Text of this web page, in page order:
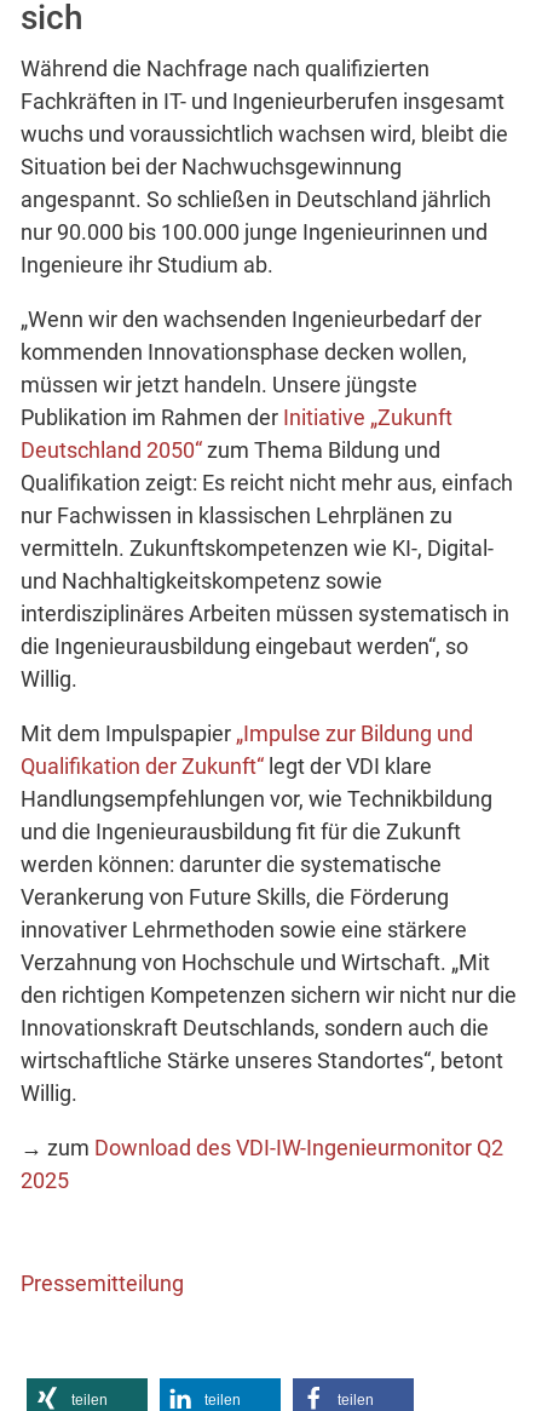
sich
Während die Nachfrage nach qualifizierten
Fachkräften in IT- und Ingenieurberufen insgesamt
wuchs und voraussichtlich wachsen wird, bleibt die
Situation bei der Nachwuchsgewinnung
angespannt. So schließen in Deutschland jährlich
nur 90.000 bis 100.000 junge Ingenieurinnen und
Ingenieure ihr Studium ab.
„Wenn wir den wachsenden Ingenieurbedarf der
kommenden Innovationsphase decken wollen,
müssen wir jetzt handeln. Unsere jüngste
Publikation im Rahmen der Initiative „Zukunft
Deutschland 2050“zum Thema Bildung und
Qualifikation zeigt: Es reicht nicht mehr aus, einfach
nur Fachwissen in klassischen Lehrplänen zu
vermitteln. Zukunftskompetenzen wie KI-, Digital-
und Nachhaltigkeitskompetenz sowie
interdisziplinäres Arbeiten müssen systematisch in
die Ingenieurausbildung eingebaut werden“, so
Willig.
Mit dem Impulspapier „Impulse zur Bildung und
Qualifikation der Zukunft“ legt der VDI klare
Handlungsempfehlungen vor, wie Technikbildung
und die Ingenieurausbildung fit für die Zukunft
werden können: darunter die systematische
Verankerung von Future Skills, die Förderung
innovativer Lehrmethoden sowie eine stärkere
Verzahnung von Hochschule und Wirtschaft. „Mit
den richtigen Kompetenzen sichern wir nicht nur die
Innovationskraft Deutschlands, sondern auch die
wirtschaftliche Stärke unseres Standortes“, betont
Willig.
→ zum Download des VDI-IW-Ingenieurmonitor Q2
2025
Pressemitteilung
teilen teilen teilen